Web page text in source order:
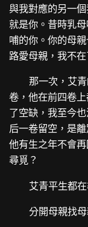
與我對應的另一
就是你。昔時乳
哺的你。你的母
路愛母親，我不
那一次，艾
卷，他在前四卷
了空缺，我至今
后一卷留空，是
他有生之年不會
尋覓？
艾青平生都在
分開母親找